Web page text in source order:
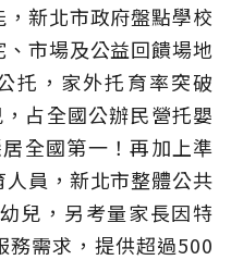
新北市政府盤點學校
市場及公益回饋場地
托，家外托育率突破
占全國公辦民營托嬰
全國第一！再加上準
員，新北市整體公共
兒，另考量家長因特
務需求，提供超過500